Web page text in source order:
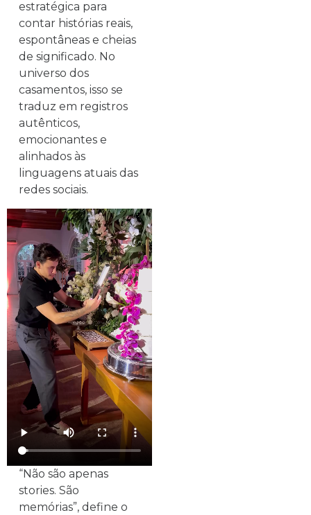
estratégica para
contar histórias reais,
espontâneas e cheias
de significado. No
universo dos
casamentos, isso se
traduz em registros
autênticos,
emocionantes e
alinhados às
linguagens atuais das
redes sociais.
“Não são apenas
stories. São
memórias”, define o